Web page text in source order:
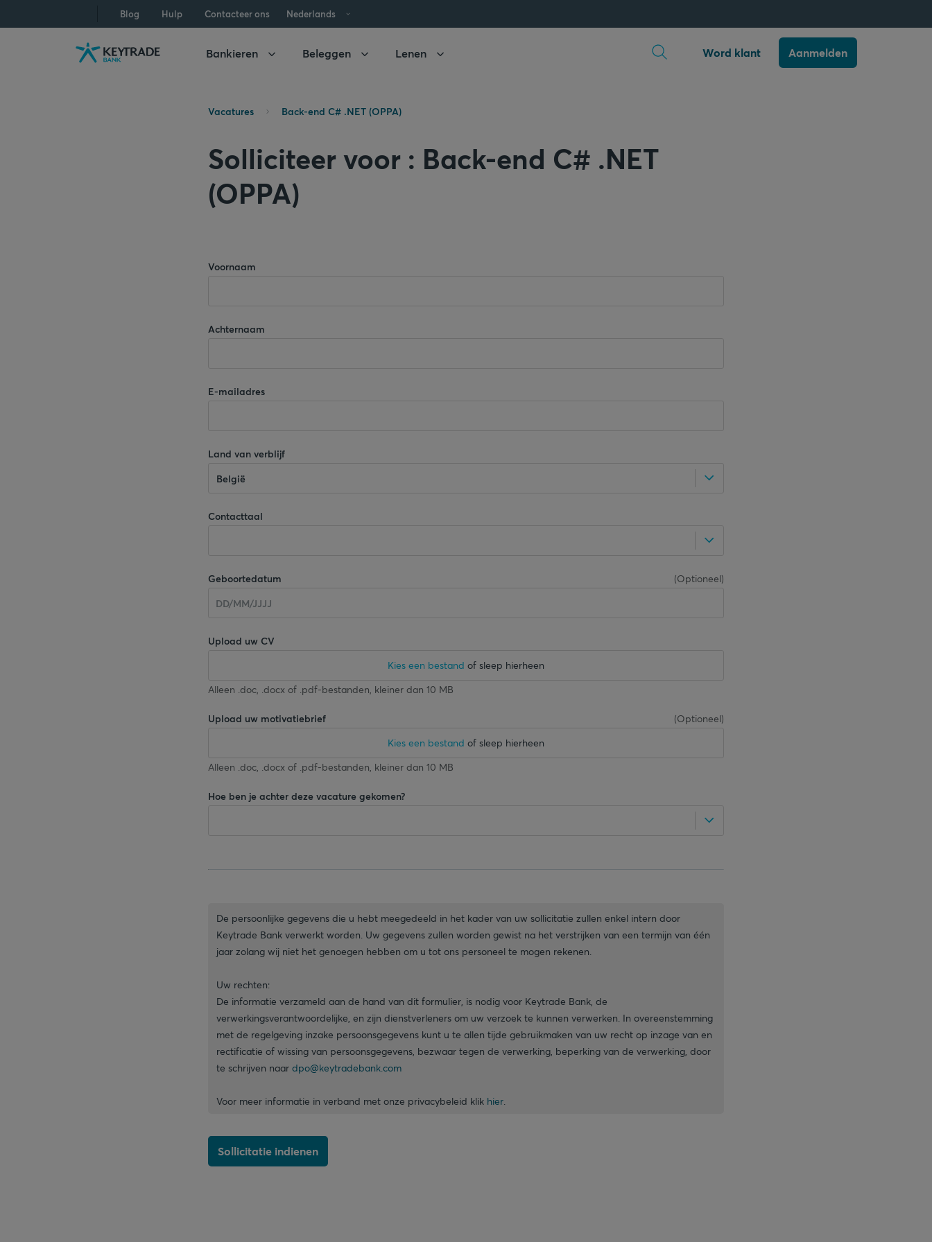
navigatie
aanmelden
inhoud
Blog Hulp Contacteer ons Nederlands
Bankieren Beleggen Lenen Word klant Aanmelden
Vacatures Back-end C# .NET (OPPA)
Solliciteer voor : Back-end C# .NET
(OPPA)
Voornaam
Achternaam
E-mailadres
Land van verblijf
België
Contacttaal
Geboortedatum (Optioneel)
Upload uw CV
Kies een bestand of sleep hierheen
Alleen .doc, .docx of .pdf-bestanden, kleiner dan 10 MB
Upload uw motivatiebrief (Optioneel)
Kies een bestand of sleep hierheen
Alleen .doc, .docx of .pdf-bestanden, kleiner dan 10 MB
Hoe ben je achter deze vacature gekomen?
De persoonlijke gegevens die u hebt meegedeeld in het kader van uw sollicitatie zullen enkel intern door
Keytrade Bank verwerkt worden. Uw gegevens zullen worden gewist na het verstrijken van een termijn van één
jaar zolang wij niet het genoegen hebben om u tot ons personeel te mogen rekenen.
Uw rechten:
De informatie verzameld aan de hand van dit formulier, is nodig voor Keytrade Bank, de
verwerkingsverantwoordelijke, en zijn dienstverleners om uw verzoek te kunnen verwerken. In overeenstemming
met de regelgeving inzake persoonsgegevens kunt u te allen tijde gebruikmaken van uw recht op inzage van en
rectificatie of wissing van persoonsgegevens, bezwaar tegen de verwerking, beperking van de verwerking, door
te schrijven naar dpo@keytradebank.com
Voor meer informatie in verband met onze privacybeleid klik hier.
Sollicitatie indienen